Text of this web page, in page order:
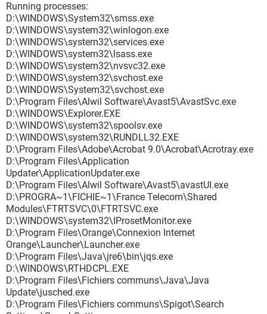
Running processes:
D:\WINDOWS\System32\smss.exe
D:\WINDOWS\system32\winlogon.exe
D:\WINDOWS\system32\services.exe
D:\WINDOWS\system32\lsass.exe
D:\WINDOWS\system32\nvsvc32.exe
D:\WINDOWS\system32\svchost.exe
D:\WINDOWS\System32\svchost.exe
D:\Program Files\Alwil Software\Avast5\AvastSvc.exe
D:\WINDOWS\Explorer.EXE
D:\WINDOWS\system32\spoolsv.exe
D:\WINDOWS\system32\RUNDLL32.EXE
D:\Program Files\Adobe\Acrobat 9.0\Acrobat\Acrotray.exe
D:\Program Files\Application
Updater\ApplicationUpdater.exe
D:\Program Files\Alwil Software\Avast5\avastUI.exe
D:\PROGRA~1\FICHIE~1\France Telecom\Shared
Modules\FTRTSVC\0\FTRTSVC.exe
D:\WINDOWS\system32\IProsetMonitor.exe
D:\Program Files\Orange\Connexion Internet
Orange\Launcher\Launcher.exe
D:\Program Files\Java\jre6\bin\jqs.exe
D:\WINDOWS\RTHDCPL.EXE
D:\Program Files\Fichiers communs\Java\Java
Update\jusched.exe
D:\Program Files\Fichiers communs\Spigot\Search